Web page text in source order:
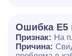
Ошибка Е5
Признак: На
Причина: